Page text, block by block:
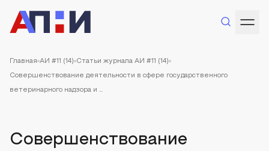
Главная АИ #11 (14) Статьи журнала АИ #11 (14)
Совершенствование деятельности в сфере государственного
ветеринарного надзора и ...
Совершенствование